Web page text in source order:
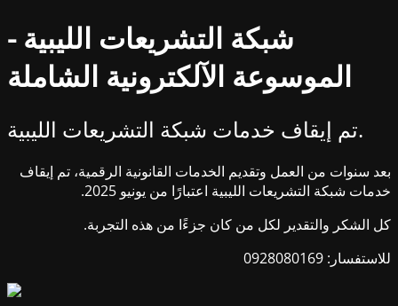
شبكة التشريعات الليبية -
الموسوعة الآلكترونية الشاملة
تم إيقاف خدمات شبكة التشريعات الليبية.
بعد سنوات من العمل وتقديم الخدمات القانونية الرقمية، تم إيقاف
خدمات شبكة التشريعات الليبية اعتبارًا من يونيو 2025.
كل الشكر والتقدير لكل من كان جزءًا من هذه التجربة.
للاستفسار: 0928080169